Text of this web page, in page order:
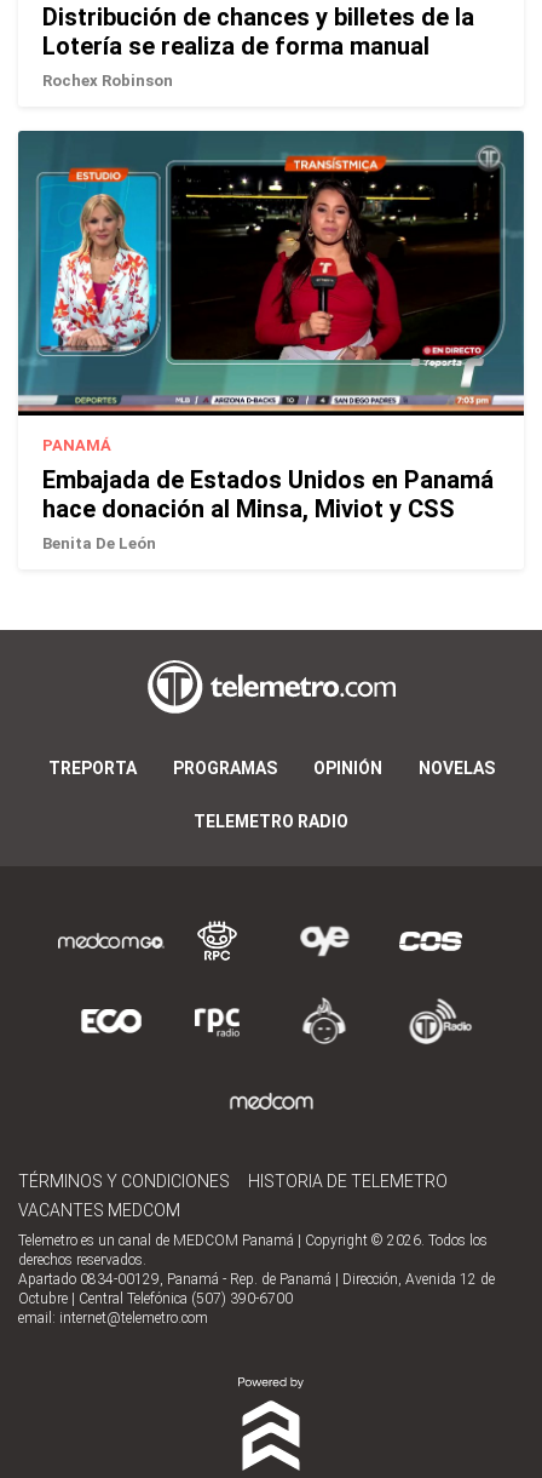
Distribución de chances y billetes de la
Lotería se realiza de forma manual
Rochex Robinson
PANAMÁ
Embajada de Estados Unidos en Panamá
hace donación al Minsa, Miviot y CSS
Benita De León
TREPORTA PROGRAMAS OPINIÓN NOVELAS
TELEMETRO RADIO
TÉRMINOS Y CONDICIONES
HISTORIA DE TELEMETRO
VACANTES MEDCOM
Telemetro es un canal de MEDCOM Panamá | Copyright © 2026. Todos los
derechos reservados.
Apartado 0834-00129, Panamá - Rep. de Panamá | Dirección, Avenida 12 de
Octubre | Central Telefónica (507) 390-6700
email: internet@telemetro.com